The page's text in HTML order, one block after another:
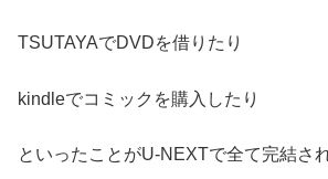
TSUTAYAでDVDを借りたり
kindleでコミックを購入したり
といったことがU-NEXTで全て完結さ